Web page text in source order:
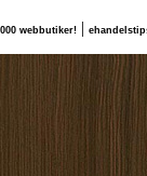
webbutiker!|